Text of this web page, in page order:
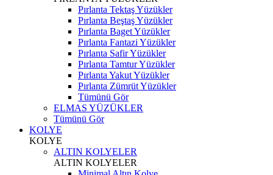
Pırlanta Tektaş Yüzükler
Pırlanta Beştaş Yüzükler
Pırlanta Baget Yüzükler
Pırlanta Fantazi Yüzükler
Pırlanta Safir Yüzükler
Pırlanta Tamtur Yüzükler
Pırlanta Yakut Yüzükler
Pırlanta Zümrüt Yüzükler
Tümünü Gör
ELMAS YÜZÜKLER
Tümünü Gör
KOLYE
KOLYE
ALTIN KOLYELER
ALTIN KOLYELER